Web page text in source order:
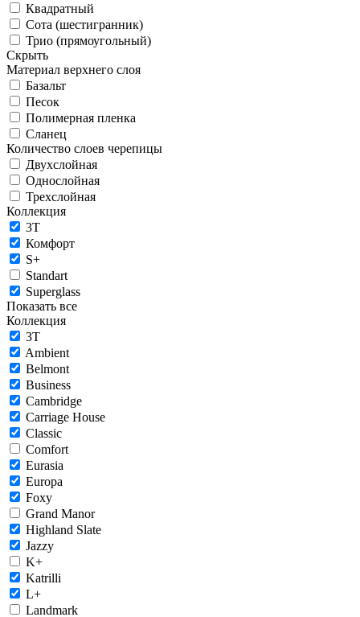
Квадратный
Сота (шестигранник)
Трио (прямоугольный)
Скрыть
Материал верхнего слоя
Базальт
Песок
Полимерная пленка
Сланец
Количество слоев черепицы
Двухслойная
Однослойная
Трехслойная
Коллекция
3T
Комфорт
S+
Standart
Superglass
Показать все
Коллекция
3T
Ambient
Belmont
Business
Cambridge
Carriage House
Classic
Comfort
Eurasia
Europa
Foxy
Grand Manor
Highland Slate
Jazzy
K+
Katrilli
L+
Landmark